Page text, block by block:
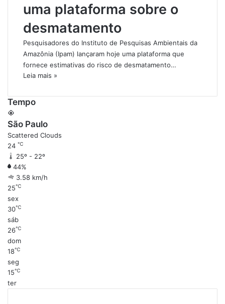
uma plataforma sobre o
desmatamento
Pesquisadores do Instituto de Pesquisas Ambientais da
Amazônia (Ipam) lançaram hoje uma plataforma que
fornece estimativas do risco de desmatamento…
Leia mais »
Tempo
São Paulo
Scattered Clouds
24 ℃
25º - 22º
44%
3.58 km/h
25℃
sex
30℃
sáb
26℃
dom
18℃
seg
15℃
ter